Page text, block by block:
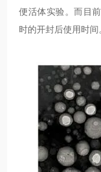
便活体实验。而目
时的开封后使用时间